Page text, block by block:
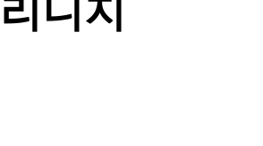
니지